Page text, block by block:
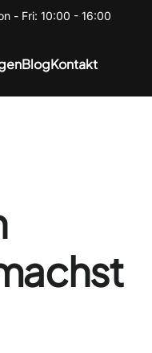
- Fri: 10:00 - 16:00
BlogKontakt